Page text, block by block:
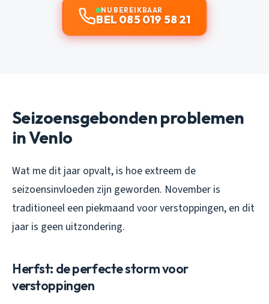
NU BEREIKBAAR
BEL 085 019 58 21
Seizoensgebonden problemen
in Venlo
Wat me dit jaar opvalt, is hoe extreem de
seizoensinvloeden zijn geworden. November is
traditioneel een piekmaand voor verstoppingen, en dit
jaar is geen uitzondering.
Herfst: de perfecte storm voor
verstoppingen